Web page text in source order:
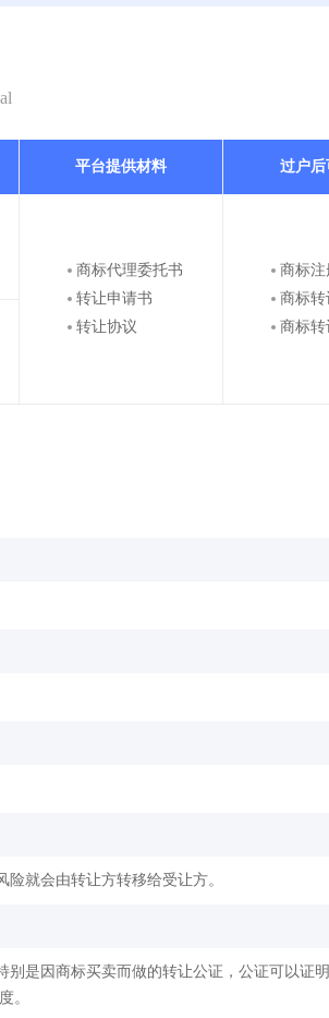
平台提供材料 过户后
商标代理委托书
转让申请书
转让协议
商标注
商标转
商标转
就会由转让方转移给受让方。
是因商标买卖而做的转让公证，公证可以证
。